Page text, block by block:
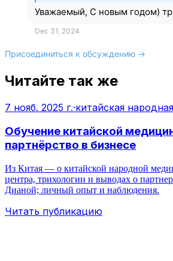
Уважаемый, С новым годом)
Dec 31, 2024
Присоединиться к обсуждению →
Читайте так же
7 нояб. 2025 г.·китайская
Обучение китайской
партнёрство в бизнесе
Из Китая — о китайской народной
центра, трихологии и выводах о
Дианой; личный опыт и наблюдения.
Читать публикацию